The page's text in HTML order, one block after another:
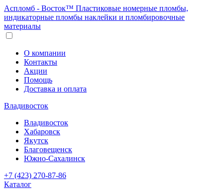
Аспломб - Восток™ Пластиковые номерные пломбы,
индикаторные пломбы наклейки и пломбировочные
материалы
О компании
Контакты
Акции
Помощь
Доставка и оплата
Владивосток
Владивосток
Хабаровск
Якутск
Благовещенск
Южно-Сахалинск
+7 (423) 270-87-86
Каталог